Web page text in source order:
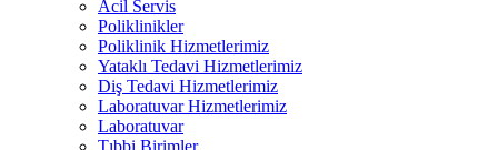
Acil Servis
Poliklinikler
Poliklinik Hizmetlerimiz
Yataklı Tedavi Hizmetlerimiz
Diş Tedavi Hizmetlerimiz
Laboratuvar Hizmetlerimiz
Laboratuvar
Tıbbi Birimler